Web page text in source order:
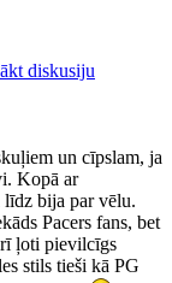
diskusiju
un cīpslam, ja
Kopā ar
līdz bija par vēlu.
Pacers fans, bet
ļoti pievilcīgs
stils tieši kā PG